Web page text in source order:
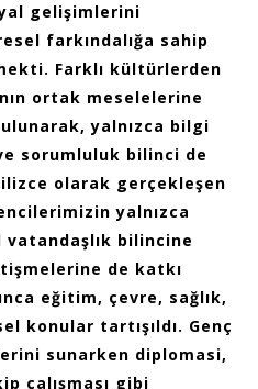
gelişimlerini
farkındalığa sahip
Farklı kültürlerden
ortak meselelerine
yalnızca bilgi
sorumluluk bilinci de
olarak gerçekleşen
yalnızca
bilincine
de katkı
eğitim, çevre, sağlık,
konular tartışıldı. Genç
sunarken diplomasi,
çalışması gibi